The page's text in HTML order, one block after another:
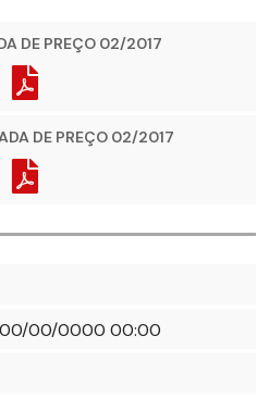
DE PREÇO 02/2017
DE PREÇO 02/2017
00/00/0000 00:00